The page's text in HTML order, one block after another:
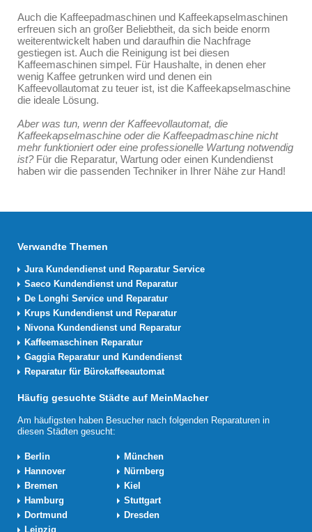
Auch die Kaffeepadmaschinen und Kaffeekapselmaschinen
erfreuen sich an großer Beliebtheit, da sich beide enorm
weiterentwickelt haben und daraufhin die Nachfrage
gestiegen ist. Auch die Reinigung ist bei diesen
Kaffeemaschinen simpel. Für Haushalte, in denen eher
wenig Kaffee getrunken wird und denen ein
Kaffeevollautomat zu teuer ist, ist die Kaffeekapselmaschine
die ideale Lösung.
Aber was tun, wenn der Kaffeevollautomat, die
Kaffeekapselmaschine oder die Kaffeepadmaschine nicht
mehr funktioniert oder eine professionelle Wartung notwendig
ist?Für die Reparatur, Wartung oder einen Kundendienst
haben wir die passenden Techniker in Ihrer Nähe zur Hand!
Verwandte Themen
Jura Kundendienst und Reparatur Service
Saeco Kundendienst und Reparatur
De Longhi Service und Reparatur
Krups Kundendienst und Reparatur
Nivona Kundendienst und Reparatur
Kaffeemaschinen Reparatur
Gaggia Reparatur und Kundendienst
Reparatur für Bürokaffeeautomat
Häufig gesuchte Städte auf MeinMacher
Am häufigsten haben Besucher nach folgenden Reparaturen in
diesen Städten gesucht:
Berlin
München
Hannover
Nürnberg
Bremen
Kiel
Hamburg
Stuttgart
Dortmund
Dresden
Leipzig